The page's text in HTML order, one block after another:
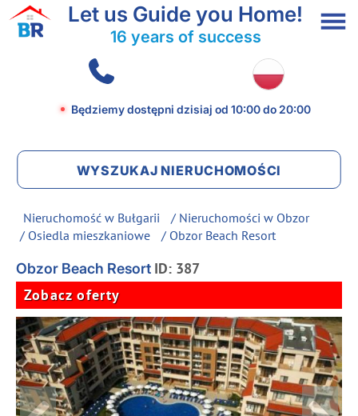
Let us Guide you Home!
16 years of success
Będziemy dostępni dzisiaj od 10:00 do 20:00
WYSZUKAJ NIERUCHOMOŚCI
Nieruchomość w Bułgarii / Nieruchomości w Obzor
/ Osiedla mieszkaniowe / Obzor Beach Resort
Obzor Beach Resort ID: 387
Zobacz oferty